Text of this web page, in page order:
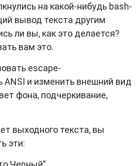
на какой-нибудь bash-
вывод текста другим
ли вы, как это делается?
вам это.
escape-
ANSI и изменить внешний вид
фона, подчеркивание,
выходного текста, вы
эти: